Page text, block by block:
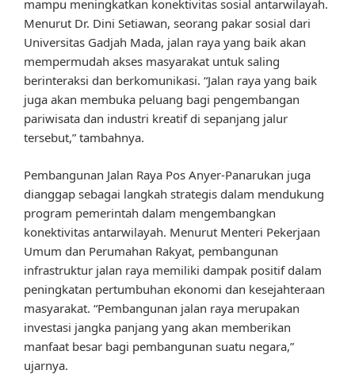
mampu meningkatkan konektivitas sosial antarwilayah.
Menurut Dr. Dini Setiawan, seorang pakar sosial dari
Universitas Gadjah Mada, jalan raya yang baik akan
mempermudah akses masyarakat untuk saling
berinteraksi dan berkomunikasi. “Jalan raya yang baik
juga akan membuka peluang bagi pengembangan
pariwisata dan industri kreatif di sepanjang jalur
tersebut,” tambahnya.
Pembangunan Jalan Raya Pos Anyer-Panarukan juga
dianggap sebagai langkah strategis dalam mendukung
program pemerintah dalam mengembangkan
konektivitas antarwilayah. Menurut Menteri Pekerjaan
Umum dan Perumahan Rakyat, pembangunan
infrastruktur jalan raya memiliki dampak positif dalam
peningkatan pertumbuhan ekonomi dan kesejahteraan
masyarakat. “Pembangunan jalan raya merupakan
investasi jangka panjang yang akan memberikan
manfaat besar bagi pembangunan suatu negara,”
ujarnya.